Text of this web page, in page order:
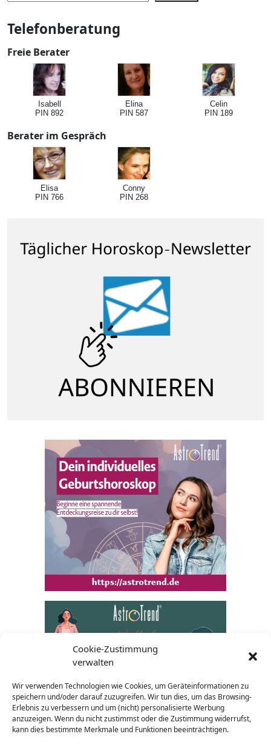
Cookie-Zustimmung
verwalten
Wir verwenden Technologien wie Cookies, um Geräteinformationen zu
speichern und/oder darauf zuzugreifen. Wir tun dies, um das Browsing-
Erlebnis zu verbessern und um (nicht) personalisierte Werbung
anzuzeigen. Wenn du nicht zustimmst oder die Zustimmung widerrufst,
kann dies bestimmte Merkmale und Funktionen beeinträchtigen.
Telefonberatung
Freie Berater
Isabell
PIN 892
Elina
PIN 587
Celin
PIN 189
Berater im Gespräch
Elisa
PIN 766
Conny
PIN 268